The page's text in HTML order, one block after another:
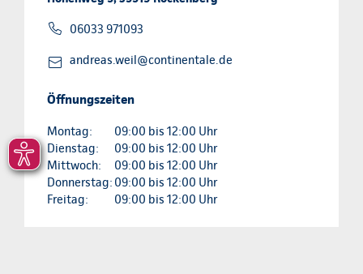
06033 971093
andreas.weil@continentale.de
Öffnungszeiten
Montag:
09:00 bis 12:00 Uhr
Dienstag:
09:00 bis 12:00 Uhr
Mittwoch:
09:00 bis 12:00 Uhr
Donnerstag: 09:00 bis 12:00 Uhr
Freitag:
09:00 bis 12:00 Uhr